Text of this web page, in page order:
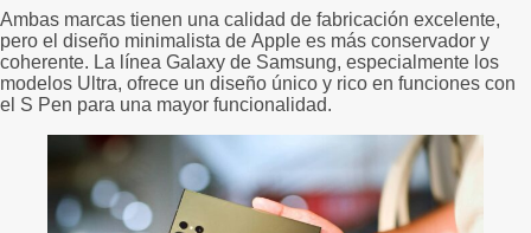
Ambas marcas tienen una calidad de fabricación excelente,
pero el diseño minimalista de Apple es más conservador y
coherente. La línea Galaxy de Samsung, especialmente los
modelos Ultra, ofrece un diseño único y rico en funciones con
el S Pen para una mayor funcionalidad.